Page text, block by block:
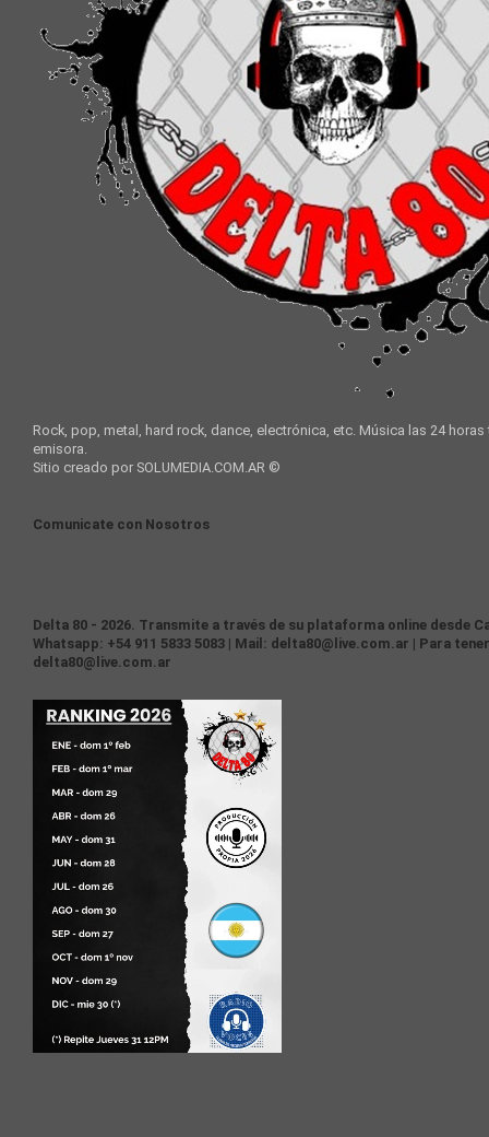
Rock, pop, metal, hard rock, dance, electrónica, etc. Música las 24
emisora.
Sitio creado por SOLUMEDIA.COM.AR ©
Comunicate con Nosotros
Delta 80 - 2026. Transmite a través de su plataforma online desde
Whatsapp: +54 911 5833 5083 | Mail: delta80@live.com.ar | Para
delta80@live.com.ar